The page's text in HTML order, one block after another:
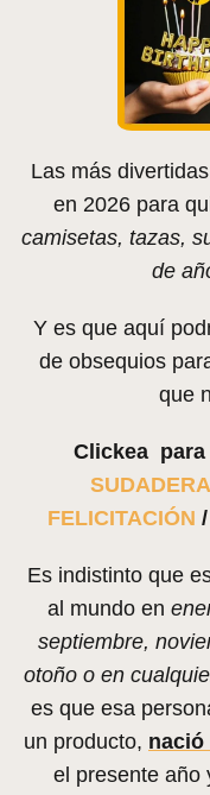
Las más
en 2026 para
camisetas, tazas,
de
Y es que aquí
de obsequios
que
Clickea para
FELICITACIÓN /
Es indistinto que
al mundo en
septiembre,
otoño o en
es que esa
un producto, nació
el presente año